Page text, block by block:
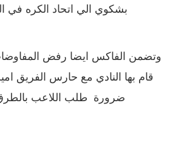
بشكوي الي اتحاد الكره في
وتضمن الفاكس ايضا رفض
قام بها النادي مع حارس الفريق
ضرورة طلب اللاعب